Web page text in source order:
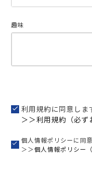
須)
趣味
利用規約に同意しま
＞＞利用規約（必ず
個人情報ポリシーに同
＞＞個人情報ポリシー